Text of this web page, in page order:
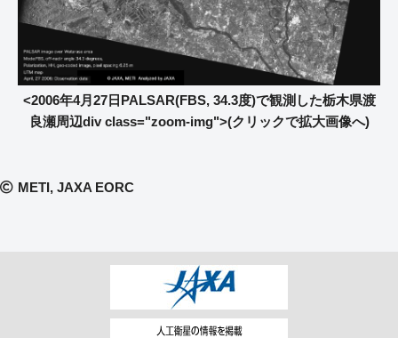
<2006年4月27日PALSAR(FBS, 34.3度)で観測した栃木県渡
良瀬周辺div class="zoom-img">(クリックで拡大画像へ)
METI, JAXA EORC